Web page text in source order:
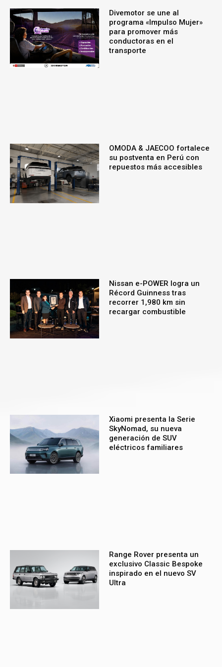
Divemotor se une al
programa «Impulso Mujer»
para promover más
conductoras en el
transporte
OMODA & JAECOO fortalece
su postventa en Perú con
repuestos más accesibles
Nissan e-POWER logra un
Récord Guinness tras
recorrer 1,980 km sin
recargar combustible
Xiaomi presenta la Serie
SkyNomad, su nueva
generación de SUV
eléctricos familiares
Range Rover presenta un
exclusivo Classic Bespoke
inspirado en el nuevo SV
Ultra